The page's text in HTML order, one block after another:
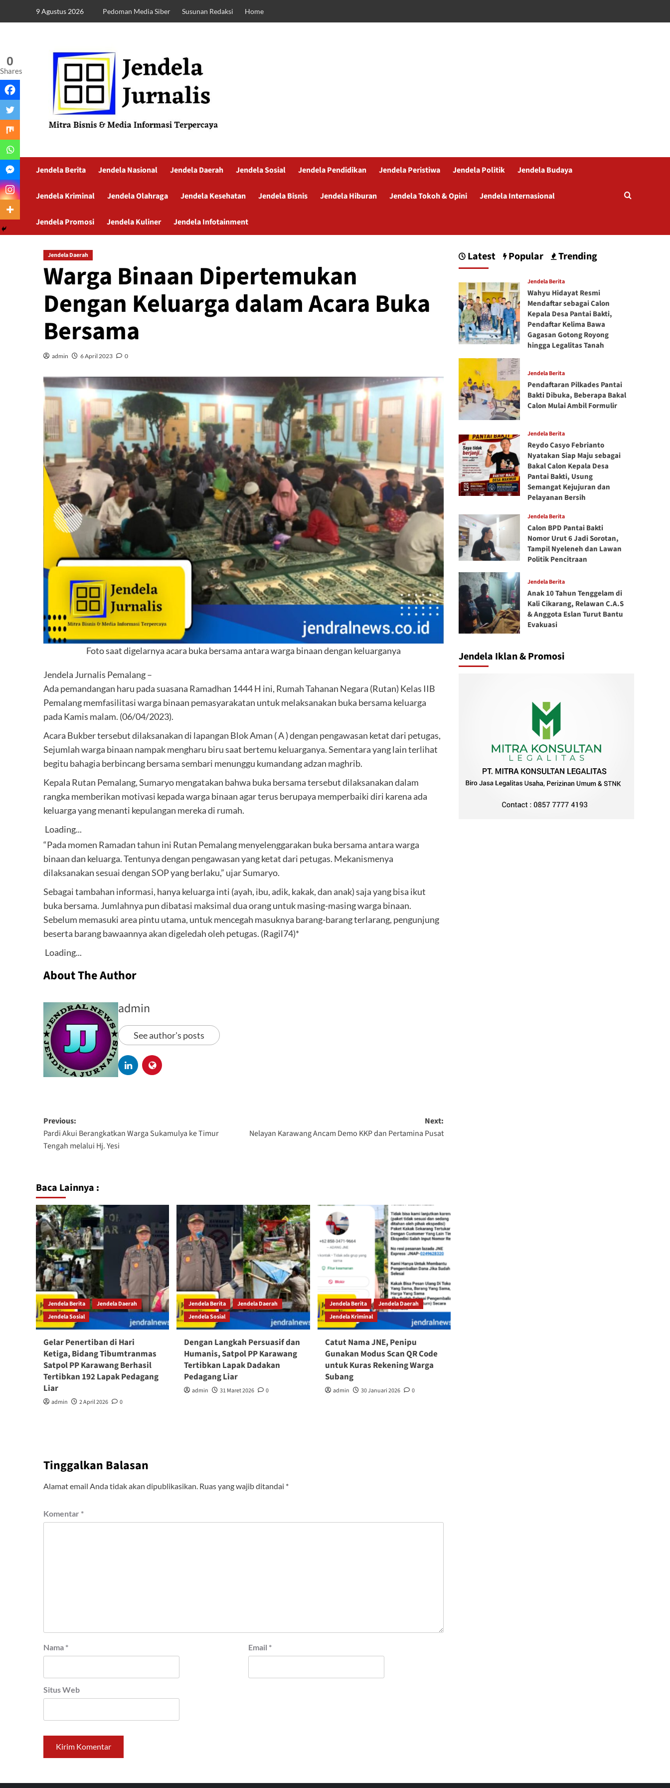
9 Agustus 2026 Pedoman Media Siber Susunan Redaksi Home
Jendela Berita Jendela Nasional Jendela Daerah Jendela Sosial Jendela Pendidikan Jendela Peristiwa Jendela Politik Jendela Budaya
Jendela Kriminal Jendela Olahraga Jendela Kesehatan Jendela Bisnis Jendela Hiburan Jendela Tokoh & Opini Jendela Internasional
Jendela Promosi Jendela Kuliner Jendela Infotainment
Jendela Daerah
Warga Binaan Dipertemukan
Dengan Keluarga dalam Acara Buka
Bersama
admin 6 April 2023 0
Foto saat digelarnya acara buka bersama antara warga binaan dengan keluarganya
Jendela Jurnalis Pemalang –
Ada pemandangan haru pada suasana Ramadhan 1444 H ini, Rumah Tahanan Negara (Rutan) Kelas IIB
Pemalang memfasilitasi warga binaan pemasyarakatan untuk melaksanakan buka bersama keluarga
pada Kamis malam. (06/04/2023).
Acara Bukber tersebut dilaksanakan di lapangan Blok Aman ( A ) dengan pengawasan ketat dari petugas,
Sejumlah warga binaan nampak mengharu biru saat bertemu keluarganya. Sementara yang lain terlihat
begitu bahagia berbincang bersama sembari menunggu kumandang adzan maghrib.
Kepala Rutan Pemalang, Sumaryo mengatakan bahwa buka bersama tersebut dilaksanakan dalam
rangka memberikan motivasi kepada warga binaan agar terus berupaya memperbaiki diri karena ada
keluarga yang menanti kepulangan mereka di rumah.
Loading...
“Pada momen Ramadan tahun ini Rutan Pemalang menyelenggarakan buka bersama antara warga
binaan dan keluarga. Tentunya dengan pengawasan yang ketat dari petugas. Mekanismenya
dilaksanakan sesuai dengan SOP yang berlaku,” ujar Sumaryo.
Sebagai tambahan informasi, hanya keluarga inti (ayah, ibu, adik, kakak, dan anak) saja yang bisa ikut
buka bersama. Jumlahnya pun dibatasi maksimal dua orang untuk masing-masing warga binaan.
Sebelum memasuki area pintu utama, untuk mencegah masuknya barang-barang terlarang, pengunjung
beserta barang bawaannya akan digeledah oleh petugas. (Ragil74)*
Loading...
About The Author
admin
See author's posts
0
Shares
Previous:
Pardi Akui Berangkatkan Warga Sukamulya ke Timur
Tengah melalui Hj. Yesi
Next:
Nelayan Karawang Ancam Demo KKP dan Pertamina Pusat
Baca Lainnya :
Jendela Berita
Jendela Daerah
Jendela Sosial
Gelar Penertiban di Hari
Ketiga, Bidang Tibumtranmas
Satpol PP Karawang Berhasil
Tertibkan 192 Lapak Pedagang
Liar
admin 2 April 2026 0
Jendela Berita
Jendela Daerah
Jendela Sosial
Dengan Langkah Persuasif dan
Humanis, Satpol PP Karawang
Tertibkan Lapak Dadakan
Pedagang Liar
admin 31 Maret 2026 0
Jendela Berita
Jendela Daerah
Jendela Kriminal
Catut Nama JNE, Penipu
Gunakan Modus Scan QR Code
untuk Kuras Rekening Warga
Subang
admin 30 Januari 2026 0
Tinggalkan Balasan
Alamat email Anda tidak akan dipublikasikan. Ruas yang wajib ditandai *
Komentar *
Nama * Email *
Situs Web
Latest Popular Trending
Jendela Berita
Wahyu Hidayat Resmi
Mendaftar sebagai Calon
Kepala Desa Pantai Bakti,
Pendaftar Kelima Bawa
Gagasan Gotong Royong
hingga Legalitas Tanah
Jendela Berita
Pendaftaran Pilkades Pantai
Bakti Dibuka, Beberapa Bakal
Calon Mulai Ambil Formulir
Jendela Berita
Reydo Casyo Febrianto
Nyatakan Siap Maju sebagai
Bakal Calon Kepala Desa
Pantai Bakti, Usung
Semangat Kejujuran dan
Pelayanan Bersih
Jendela Berita
Calon BPD Pantai Bakti
Nomor Urut 6 Jadi Sorotan,
Tampil Nyeleneh dan Lawan
Politik Pencitraan
Jendela Berita
Anak 10 Tahun Tenggelam di
Kali Cikarang, Relawan C.A.S
& Anggota Eslan Turut Bantu
Evakuasi
Jendela Iklan & Promosi